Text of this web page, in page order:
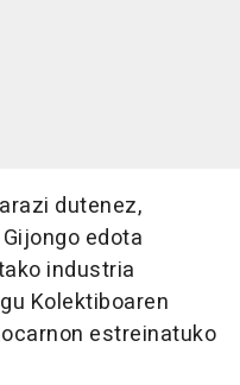
dutenez,
edota
industria
Kolektiboaren
estreinatuko